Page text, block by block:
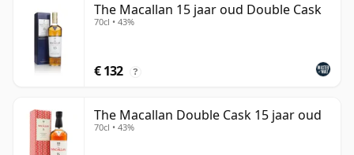
The Macallan 15 jaar oud Double Cask
70cl • 43%
€ 132 ?
The Macallan Double Cask 15 jaar oud
70cl • 43%